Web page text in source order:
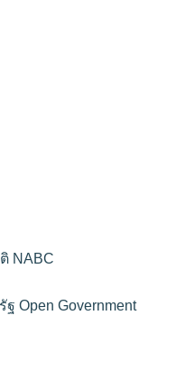
NABC
Open Government